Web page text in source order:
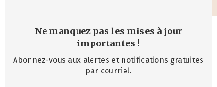
Ne manquez pas les mises à jour
importantes !
Abonnez-vous aux alertes et notifications gratuites
par courriel.